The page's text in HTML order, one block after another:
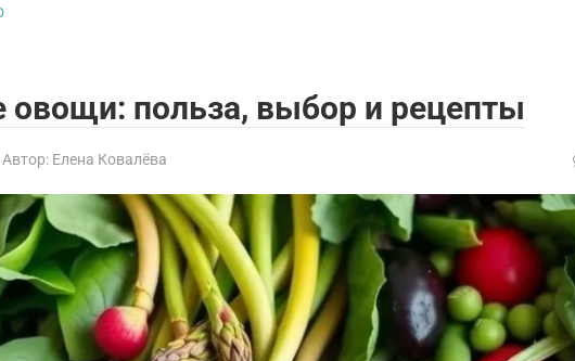
овощи: польза, выбор и рецепты
Автор: Елена Ковалёва